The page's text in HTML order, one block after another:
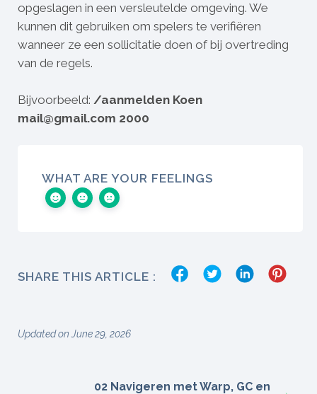
opgeslagen in een versleutelde omgeving. We
kunnen dit gebruiken om spelers te verifiëren
wanneer ze een sollicitatie doen of bij overtreding
van de regels.
Bijvoorbeeld: /aanmelden Koen
mail@gmail.com 2000
WHAT ARE YOUR FEELINGS
SHARE THIS ARTICLE :
Updated on June 29, 2026
02 Navigeren met Warp, GC en